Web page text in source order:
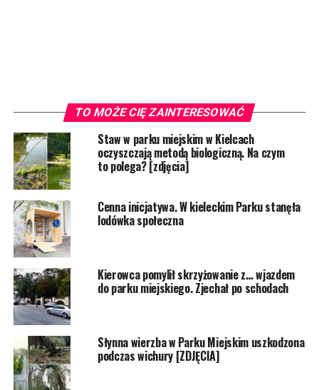
TO MOŻE CIĘ ZAINTERESOWAĆ
Staw w parku miejskim w Kielcach
oczyszczają metodą biologiczną. Na czym
to polega? [zdjęcia]
Cenna inicjatywa. W kieleckim Parku stanęła
lodówka społeczna
Kierowca pomylił skrzyżowanie z… wjazdem
do parku miejskiego. Zjechał po schodach
Słynna wierzba w Parku Miejskim uszkodzona
podczas wichury [ZDJĘCIA]